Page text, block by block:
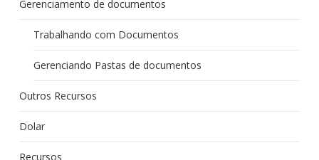
Gerenciamento de documentos
Trabalhando com Documentos
Gerenciando Pastas de documentos
Outros Recursos
Dolar
Recursos